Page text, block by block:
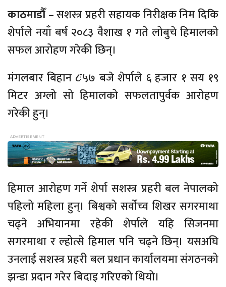
काठमाडौँ –सशस्त्र प्रहरी सहायक निरीक्षक निम दिकि
शेर्पाले नयाँ बर्ष २०८३ वैशाख १ गते लोबुचे हिमालको
सफल आरोहण गरेकी छिन्।
मंगलबार बिहान ८ः५७ बजे शेर्पाले ६ हजार १ सय १९
मिटर अग्लो सो हिमालको सफलतापुर्वक आरोहण
गरेकी हुन्।
हिमाल आरोहण गर्ने शेर्पा सशस्त्र प्रहरी बल नेपालको
पहिलो महिला हुन्। बिश्वको सर्वोच्व शिखर सगरमाथा
चढ्ने अभियानमा रहेकी शेर्पाले यहि सिजनमा
सगरमाथा र ल्होत्से हिमाल पनि चढ्ने छिन्। यसअघि
उनलाई सशस्त्र प्रहरी बल प्रधान कार्यालयमा संगठनको
झन्डा प्रदान गरेर बिदाइ गरिएको थियो।